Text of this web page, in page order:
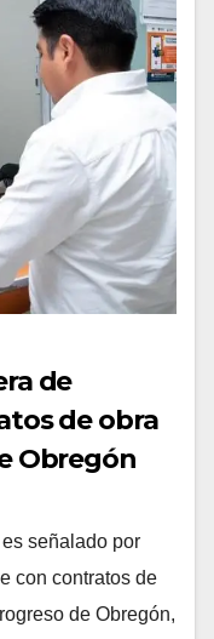
de
de obra
Obregón
señalado por
con contratos de
de Obregón,